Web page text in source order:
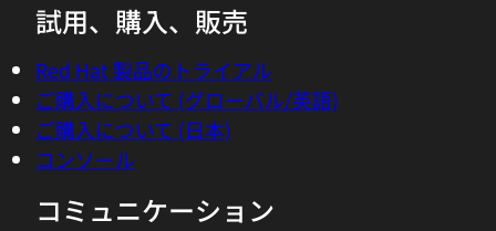
試用、購入、販売
Red Hat 製品のトライアル
ご購入について (グローバル/英語)
ご購入について (日本)
コンソール
コミュニケーション